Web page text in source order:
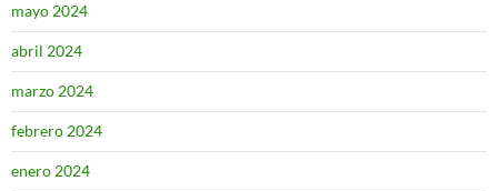
mayo 2024
abril 2024
marzo 2024
febrero 2024
enero 2024